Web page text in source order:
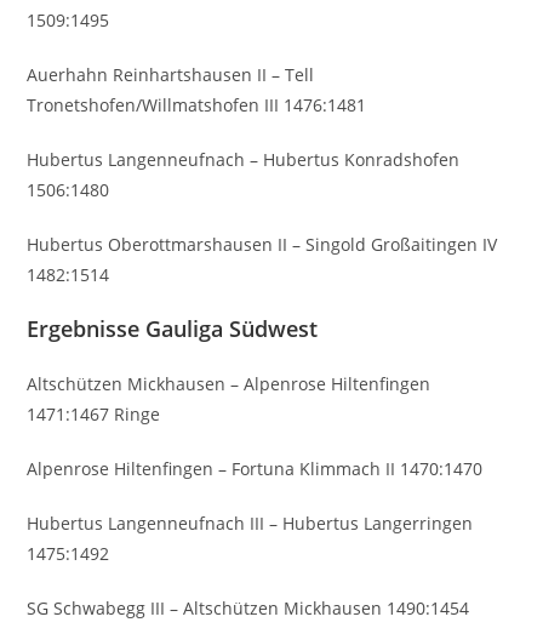
1509:1495
Auerhahn Reinhartshausen II – Tell
Tronetshofen/Willmatshofen III 1476:1481
Hubertus Langenneufnach – Hubertus Konradshofen
1506:1480
Hubertus Oberottmarshausen II – Singold Großaitingen IV
1482:1514
Ergebnisse Gauliga Südwest
Altschützen Mickhausen – Alpenrose Hiltenfingen
1471:1467 Ringe
Alpenrose Hiltenfingen – Fortuna Klimmach II 1470:1470
Hubertus Langenneufnach III – Hubertus Langerringen
1475:1492
SG Schwabegg III – Altschützen Mickhausen 1490:1454